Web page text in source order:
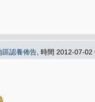
區認養佈告 , 時間 2012-07-